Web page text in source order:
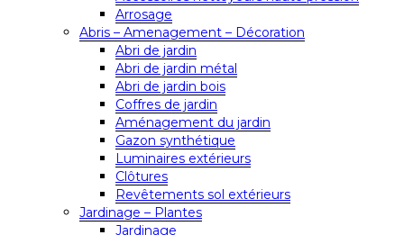
Arrosage
Abris – Amenagement – Décoration
Abri de jardin
Abri de jardin métal
Abri de jardin bois
Coffres de jardin
Aménagement du jardin
Gazon synthétique
Luminaires extérieurs
Clôtures
Revêtements sol extérieurs
Jardinage – Plantes
Jardinage